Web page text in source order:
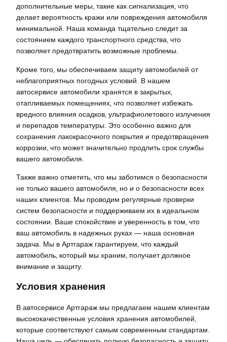
дополнительные меры‚ такие как сигнализация‚ что
делает вероятность кражи или повреждения автомобиля
минимальной. Наша команда тщательно следит за
состоянием каждого транспортного средства‚ что
позволяет предотвратить возможные проблемы.
Кроме того‚ мы обеспечиваем защиту автомобилей от
неблагоприятных погодных условий. В нашем
автосервисе автомобили хранятся в закрытых‚
отапливаемых помещениях‚ что позволяет избежать
вредного влияния осадков‚ ультрафиолетового излучения
и перепадов температуры. Это особенно важно для
сохранения лакокрасочного покрытия и предотвращения
коррозии‚ что может значительно продлить срок службы
вашего автомобиля.
Также важно отметить‚ что мы заботимся о безопасности
не только вашего автомобиля‚ но и о безопасности всех
наших клиентов. Мы проводим регулярные проверки
систем безопасности и поддерживаем их в идеальном
состоянии. Ваше спокойствие и уверенность в том‚ что
ваш автомобиль в надежных руках — наша основная
задача. Мы в Артгараж гарантируем‚ что каждый
автомобиль‚ который мы храним‚ получает должное
внимание и защиту.
Условия хранения
В автосервисе Артгараж мы предлагаем нашим клиентам
высококачественные условия хранения автомобилей‚
которые соответствуют самым современным стандартам.